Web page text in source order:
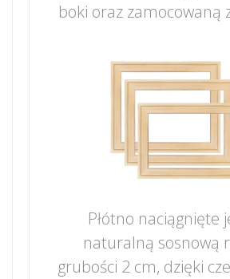
boki oraz zamocowaną
Płótno naciągnięte
naturalną sosnową
grubości 2 cm, dzięki